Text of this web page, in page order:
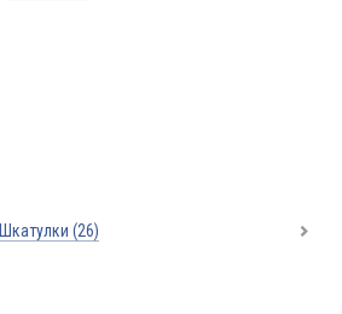
Шкатулки (26)